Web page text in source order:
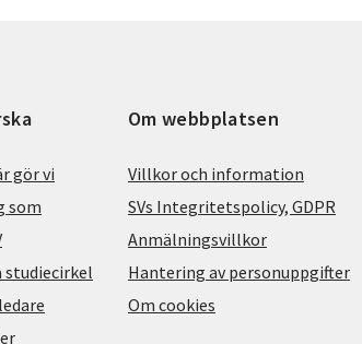
gör vi
som
studiecirkel
Om webbplatsen
Villkor och information
SVs Integritetspolicy, GDPR
Anmälningsvillkor
Hantering av personuppgifter
Om cookies